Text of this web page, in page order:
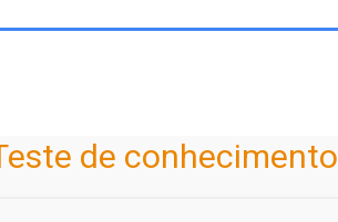
de conhecimento